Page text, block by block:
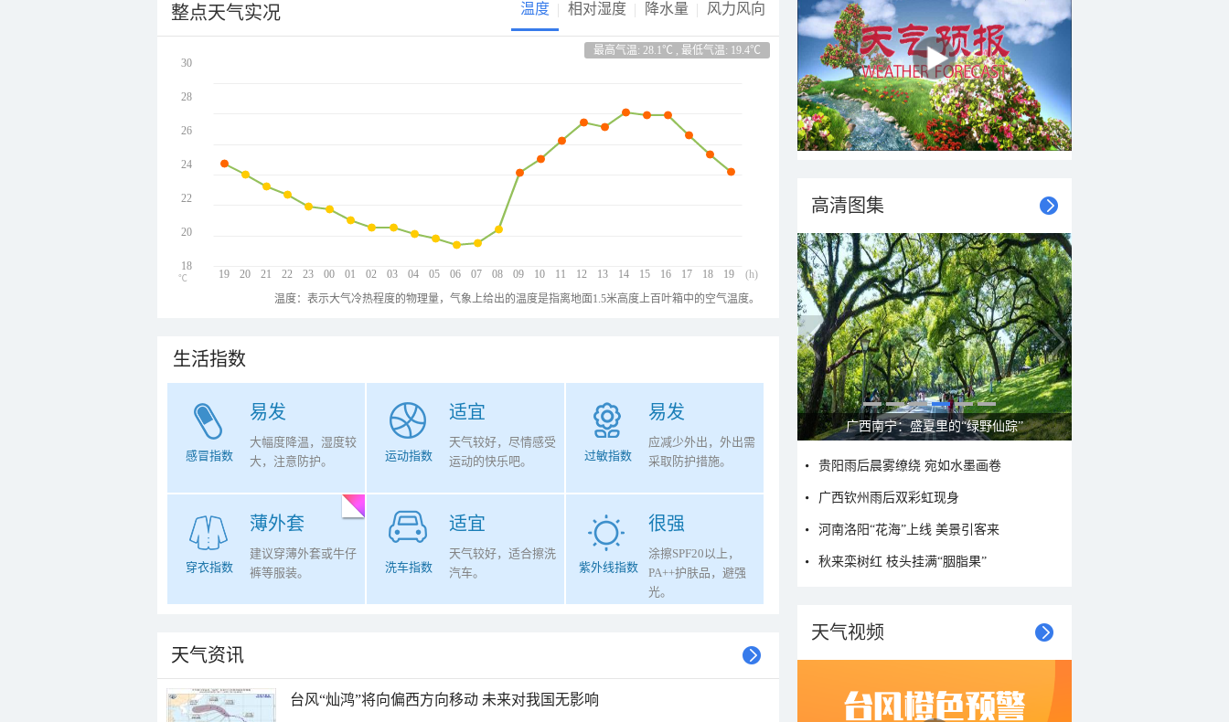
整点天气实况 温度 相对湿度 降水量 风力风向
最高气温: 28.1℃ , 最低气温: 19.4℃
19 20 21 22 23 00 01 02 03 04 05 06 07 08 09 10 11 12 13 14 15 16 17 18 19
30
28
26
24
22
20
18
(h)
℃
温度：表示大气冷热程度的物理量，气象上给出的温度是指离地面1.5米高度上百叶箱中的空气温度。
生活指数
易发
感冒指数
大幅度降温，湿度较
大，注意防护。
适宜
运动指数
天气较好，尽情感受
运动的快乐吧。
易发
过敏指数
应减少外出，外出需
采取防护措施。
薄外套
穿衣指数
建议穿薄外套或牛仔
裤等服装。
适宜
洗车指数
天气较好，适合擦洗
汽车。
很强
紫外线指数
涂擦SPF20以上，
PA++护肤品，避强
光。
天气资讯
台风“灿鸿”将向偏西方向移动 未来对我国无影响
高清图集
呼伦贝尔草原 藏着最治愈的蓝天白云
贵阳雨后晨雾缭绕 宛如水墨画卷
广西钦州雨后双彩虹现身
河南洛阳“花海”上线 美景引客来
秋来栾树红 枝头挂满“胭脂果”
天气视频